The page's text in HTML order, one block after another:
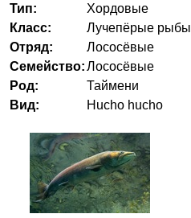
Тип:
Хордовые
Класс:
Лучепёрые рыбы
Отряд:
Лососёвые
Семейство:Лососёвые
Род:
Таймени
Вид:
Hucho hucho